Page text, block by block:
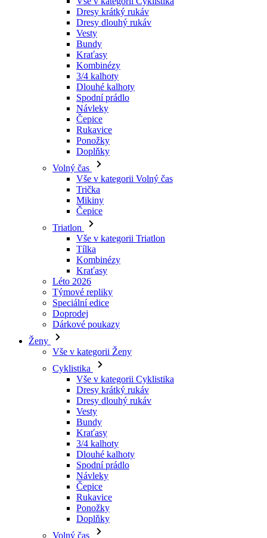
Kraťasy
Kombinézy
3/4 kalhoty
Dlouhé kalhoty
Spodní prádlo
Návleky
Čepice
Rukavice
Ponožky
Doplňky
Volný čas
Vše v kategorii Volný čas
Trička
Mikiny
Čepice
Triatlon
Vše v kategorii Triatlon
Tílka
Kombinézy
Kraťasy
Léto 2026
Týmové repliky
Speciální edice
Doprodej
Dárkové poukazy
Ženy
Vše v kategorii Ženy
Cyklistika
Vše v kategorii Cyklistika
Dresy dlouhý rukáv
Vesty
Bundy
Kraťasy
3/4 kalhoty
Dlouhé kalhoty
Spodní prádlo
Návleky
Čepice
Rukavice
Ponožky
Doplňky
Volný čas
Vše v kategorii Volný čas
Trička
Mikiny
Čepice